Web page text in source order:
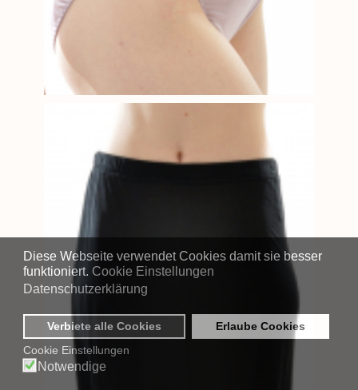
Diese Webseite verwendet Cookies damit sie besser
funktioniert. Cookie Einstellungen
Datenschutzerklärung
Verbiete alle Cookies
Erlaube Cookies
Cookie Einstellungen
Notwendige